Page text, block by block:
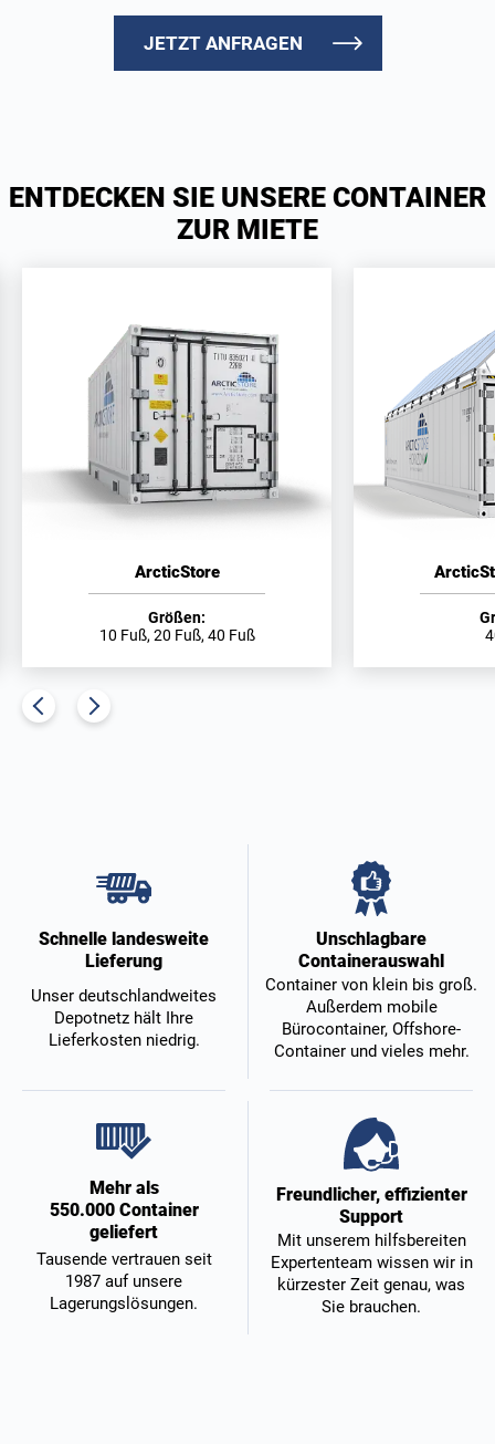
JETZT ANFRAGEN
ENTDECKEN SIE UNSERE CONTAINER
ZUR MIETE
ArcticStore
Größen:
10 Fuß, 20 Fuß, 40 Fuß
Schnelle landesweite
Lieferung
Unser deutschlandweites
Depotnetz hält Ihre
Lieferkosten niedrig.
Unschlagbare
Containerauswahl
Container von klein bis groß.
Außerdem mobile
Bürocontainer, Offshore-
Container und vieles mehr.
Mehr als
550.000 Container
geliefert
Tausende vertrauen seit
1987 auf unsere
Lagerungslösungen.
Freundlicher, effizienter
Support
Mit unserem hilfsbereiten
Expertenteam wissen wir in
kürzester Zeit genau, was
Sie brauchen.